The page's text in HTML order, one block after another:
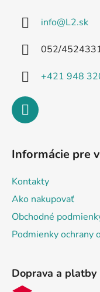
info@L2.sk
052/
+421 948
Informácie pre
Kontakty
Ako nakupovať
Obchodné
Podmienky ochrany
Doprava a platby